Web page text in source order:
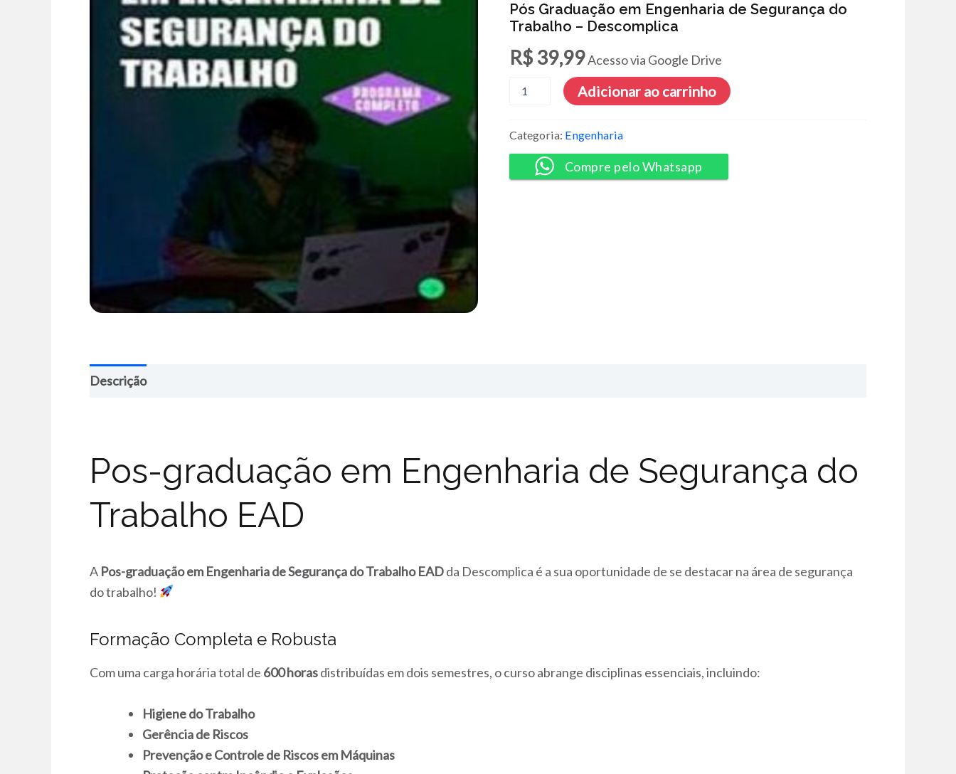
Pós Graduação em Engenharia de Segurança do
Trabalho – Descomplica
R$39,99Acesso via Google Drive
Graduação
de
Segurança
Trabalho
Adicionar ao carrinho
Categoria: Engenharia
Compre pelo Whatsapp
Descrição
Pos-graduação em Engenharia de Segurança do
Trabalho EAD
A Pos-graduação em Engenharia de Segurança do Trabalho EADda Descomplica é a sua oportunidade de se destacar na área de segurança
do trabalho!
Formação Completa e Robusta
Com uma carga horária total de 600 horasdistribuídas em dois semestres, o curso abrange disciplinas essenciais, incluindo:
Higiene do Trabalho
Gerência de Riscos
Prevenção e Controle de Riscos em Máquinas